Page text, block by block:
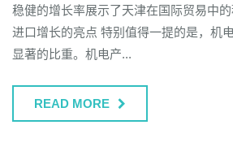
稳健的增长率展示了天津在国际贸易中
进口增长的亮点 特别值得一提的是，机
显著的比重。机电产...
READ MORE